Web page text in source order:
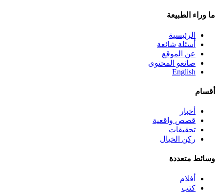
ما وراء الطبيعة
الرئيسية
أسئلة شائعة
عن الموقع
صانعو المحتوى
English
أقسام
أخبار
قصص واقعية
تحقيقات
ركن الخيال
وسائط متعددة
أفلام
كتب